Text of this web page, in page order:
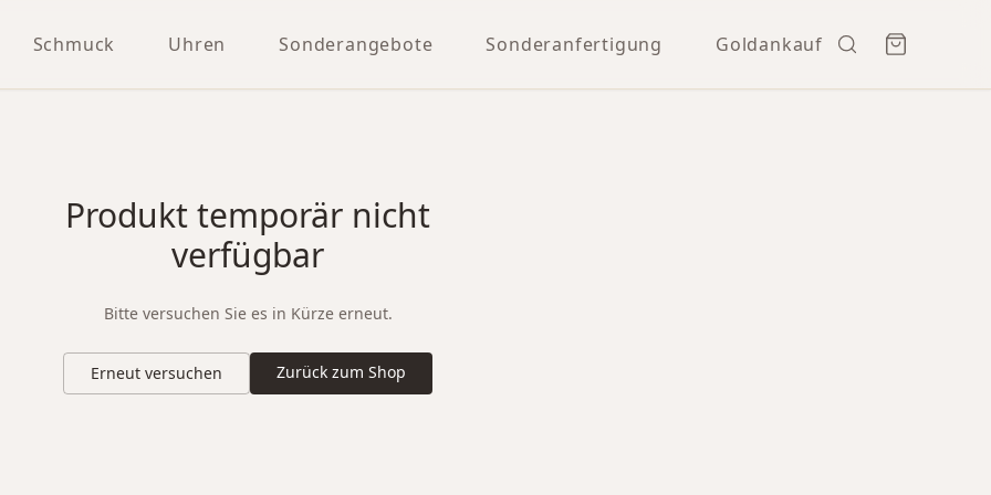
Schmuck Uhren Sonderangebote Sonderanfertigung Goldankauf
Produkt temporär nicht
verfügbar
Bitte versuchen Sie es in Kürze erneut.
Erneut versuchen Zurück zum Shop